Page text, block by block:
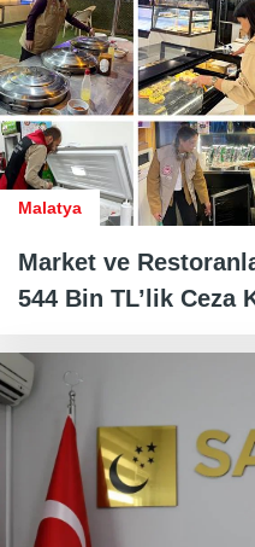
Malatya
Market ve
544 Bin TL’lik Ceza